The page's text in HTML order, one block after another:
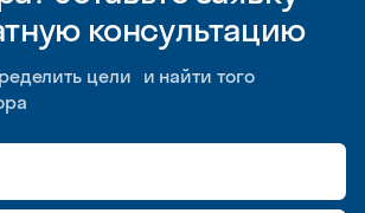
консультацию
цели и найти того